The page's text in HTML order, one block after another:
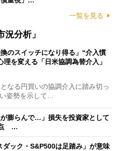
一覧を見る
分析」
換のスイッチになり得る」“介入慣
理を変える「日米協調為替介入」
なる円買いの協調介入に踏み切っ
姿勢を示して…
が膨らんで…」損失を投資家として
点 …
ダック・S&P500は足踏み」が意味